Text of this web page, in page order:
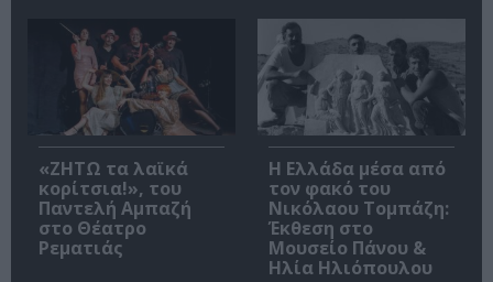
«ΖΗΤΩ τα λαϊκά
κορίτσια!», του
Παντελή Αμπαζή
στο Θέατρο
Ρεματιάς
Η Ελλάδα μέσα από
τον φακό του
Νικόλαου Τομπάζη:
Έκθεση στο
Μουσείο Πάνου &
Ηλία Ηλιόπουλου